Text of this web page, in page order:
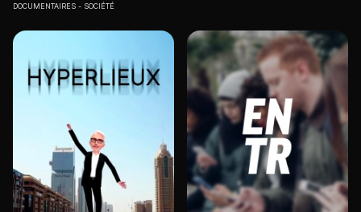
DOCUMENTAIRES SOCIÉTÉ